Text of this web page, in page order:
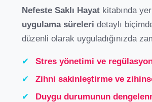
Nefeste Saklı Hayatkitabında
uygulama süreleri detaylı
düzenli olarak uyguladığınızda
✔ Stres yönetimi ve
✔
Zihni sakinleştirme ve
✔
Duygu durumunun